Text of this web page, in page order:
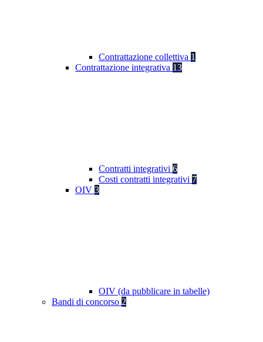
Contrattazione collettiva 1
Contrattazione integrativa 13
Contratti integrativi 6
Costi contratti integrativi 7
OIV 3
OIV (da pubblicare in tabelle)
Bandi di concorso 2